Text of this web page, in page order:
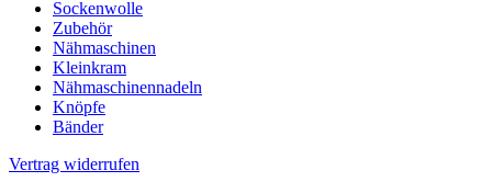
Sockenwolle
Zubehör
Nähmaschinen
Kleinkram
Nähmaschinennadeln
Knöpfe
Bänder
Vertrag widerrufen